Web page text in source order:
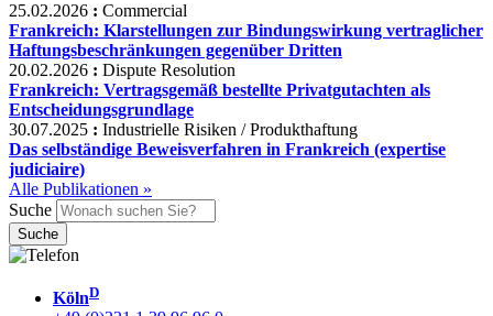
25.02.2026 : Commercial
Frankreich: Klarstellungen zur Bindungswirkung vertraglicher
Haftungsbeschränkungen gegenüber Dritten
20.02.2026 : Dispute Resolution
Frankreich: Vertragsgemäß bestellte Privatgutachten als
Entscheidungsgrundlage
30.07.2025 : Industrielle Risiken / Produkthaftung
Das selbständige Beweisverfahren in Frankreich (expertise
judiciaire)
Alle Publikationen »
Suche
KölnD